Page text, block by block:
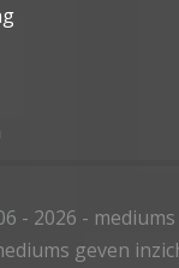
- 2026 -
geven